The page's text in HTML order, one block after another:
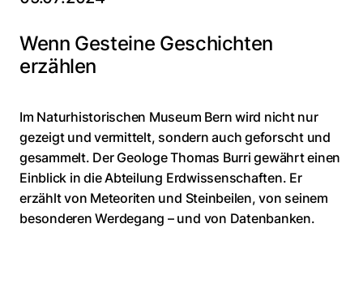
Wenn Gesteine Geschichten
erzählen
Im Naturhistorischen Museum Bern wird nicht nur
gezeigt und vermittelt, sondern auch geforscht und
gesammelt. Der Geologe Thomas Burri gewährt einen
Einblick in die Abteilung Erdwissenschaften. Er
erzählt von Meteoriten und Steinbeilen, von seinem
besonderen Werdegang – und von Datenbanken.